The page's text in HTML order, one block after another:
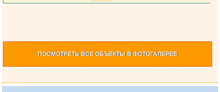
ПОСМОТРЕТЬ ВСЕ ОБЪЕКТЫ В ФОТОГАЛЕРЕЕ